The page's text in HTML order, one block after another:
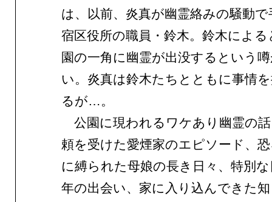
は、以前、炎真が幽霊絡みの騒動
宿区役所の職員・鈴木。鈴木による
園の一角に幽霊が出没するという
い。炎真は鈴木たちとともに事情
るが…。
公園に現われるワケあり幽霊の
頼を受けた愛煙家のエピソード、
に縛られた母娘の長き日々、特別
年の出会い、家に入り込んできた